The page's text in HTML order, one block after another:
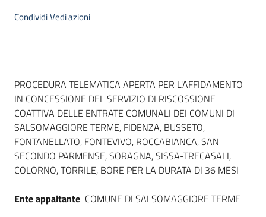
Seguici
su
CondividiVedi azioni
Dati del bando
PROCEDURA TELEMATICA APERTA PER L'AFFIDAMENTO
IN CONCESSIONE DEL SERVIZIO DI RISCOSSIONE
COATTIVA DELLE ENTRATE COMUNALI DEI COMUNI DI
SALSOMAGGIORE TERME, FIDENZA, BUSSETO,
FONTANELLATO, FONTEVIVO, ROCCABIANCA, SAN
SECONDO PARMENSE, SORAGNA, SISSA-TRECASALI,
COLORNO, TORRILE, BORE PER LA DURATA DI 36 MESI
Ente appaltante COMUNE DI SALSOMAGGIORE TERME